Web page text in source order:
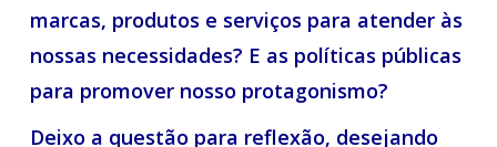
marcas, produtos e serviços para atender às
nossas necessidades? E as políticas públicas
para promover nosso protagonismo?
Deixo a questão para reflexão, desejando